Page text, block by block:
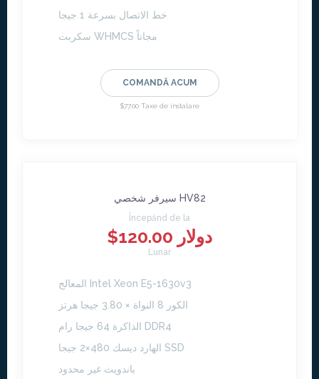
خط الاتصال بسرعة 1 جيجا
سكربت WHMCS مجاناً
COMANDĂ ACUM
$77.00 Taxe de instalare
سيرفر شخصي HV82
Începănd de la
$120.00 دولار
Lunar
المعالج Intel Xeon E5-1630v3
الكور 8 النواة × 3.80 جيجا هرتز
الذاكرة 64 جيجا رام DDR4
الهارد ديسك 480×2 جيجا SSD
باندويث غير محدود